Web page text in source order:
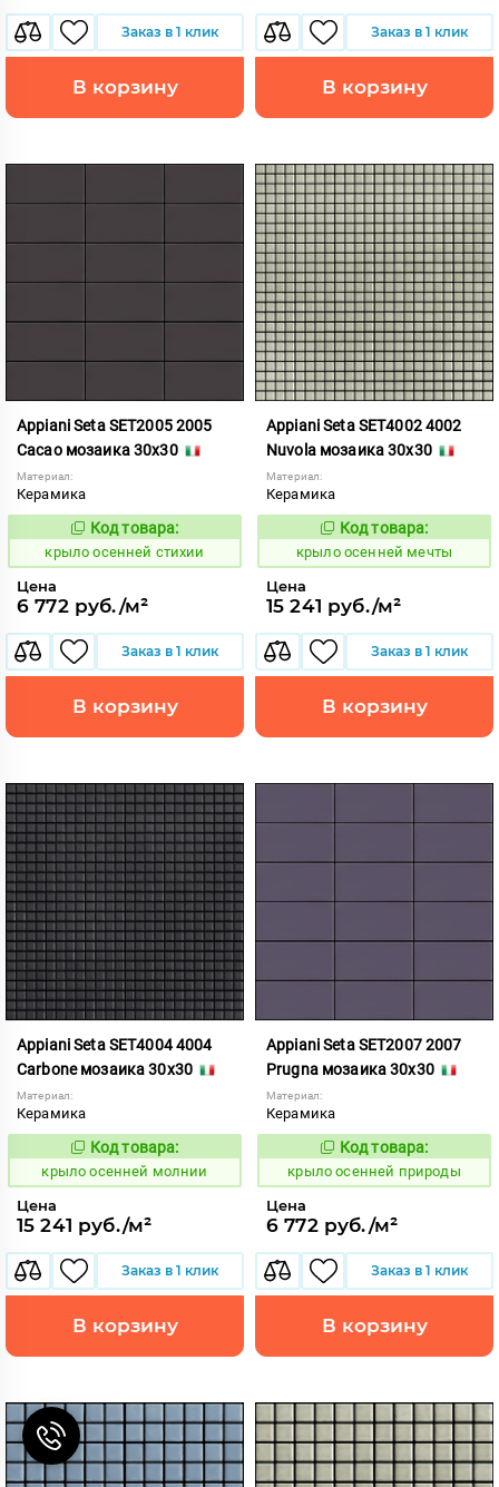
Заказ в 1 клик
В корзину
Заказ в 1 клик
В корзину
Appiani Seta SET2005 2005
Cacao мозаика 30x30
Материал:
Керамика
836598
Код товара:
крыло осенней стихии
Цена
6 772 руб./м²
Заказ в 1 клик
В корзину
Appiani Seta SET4002 4002
Nuvola мозаика 30x30
Материал:
Керамика
836551
Код товара:
крыло осенней мечты
Цена
15 241 руб./м²
Заказ в 1 клик
В корзину
Appiani Seta SET4004 4004
Carbone мозаика 30x30
Материал:
Керамика
836553
Код товара:
крыло осенней молнии
Цена
15 241 руб./м²
Заказ в 1 клик
В корзину
Appiani Seta SET2007 2007
Prugna мозаика 30x30
Материал:
Керамика
836600
Код товара:
крыло осенней природы
Цена
6 772 руб./м²
Заказ в 1 клик
В корзину